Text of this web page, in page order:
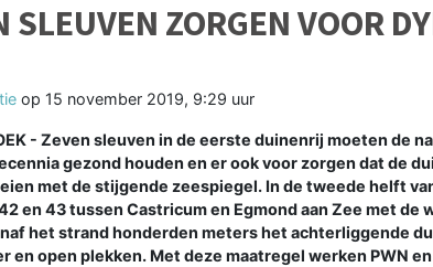
SLEUVEN ZORGEN VOOR
op 15 november 2019, 9:29 uur
- Zeven sleuven in de eerste duinenrij moeten de
gezond houden en er ook voor zorgen dat de
met de stijgende zeespiegel. In de tweede helft
en 43 tussen Castricum en Egmond aan Zee met de
het strand honderden meters het achterliggende
en open plekken. Met deze maatregel werken PWN